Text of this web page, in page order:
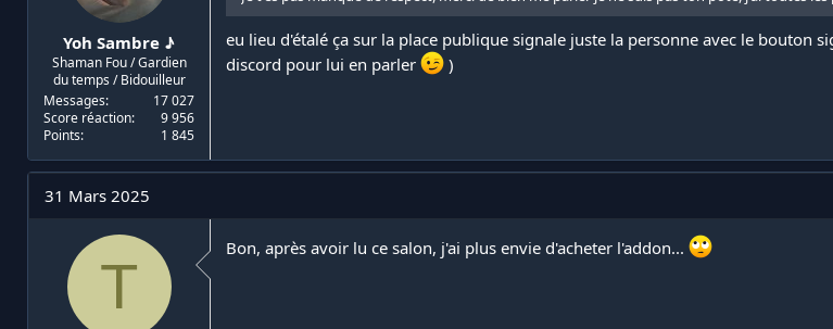
Yoh Sambre ♪
Shaman Fou / Gardien
du temps / Bidouilleur
Messages
17 027
Score réaction
9 956
Points
1 845
eu lieu d'étalé ça sur la place publique signale juste la personne avec le bouton
discord pour lui en parler
)
31 Mars 2025
T
Bon, après avoir lu ce salon, j'ai plus envie d'acheter l'addon...